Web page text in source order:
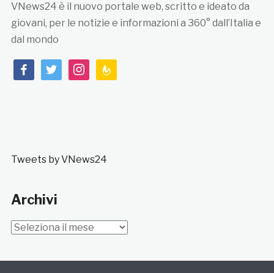
VNews24 è il nuovo portale web, scritto e ideato da
giovani, per le notizie e informazioni a 360° dall’Italia e
dal mondo
facebooktwitterinstagramfeedburner
Tweets by VNews24
Archivi
Archivi